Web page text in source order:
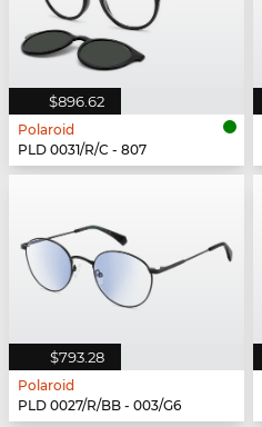
$896.62
Polaroid
PLD 0031/R/C - 807
$793.28
Polaroid
PLD 0027/R/BB - 003/G6